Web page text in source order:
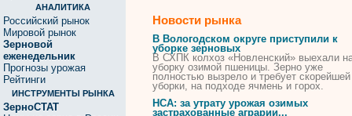
АНАЛИТИКА
Российский рынок
Мировой рынок
Зерновой
еженедельник
Прогнозы урожая
Рейтинги
ИНСТРУМЕНТЫ РЫНКА
ЗерноСТАТ
Новости рынка
В Вологодском округе приступили к
уборке зерновых
В СХПК колхоз «Новленский» выехали
уборку озимой пшеницы. Зерно уже
полностью вызрело и требует скорейшей
уборки, на подходе ячмень и горох.
НСА: за утрату урожая озимых
застрахованные аграрии...